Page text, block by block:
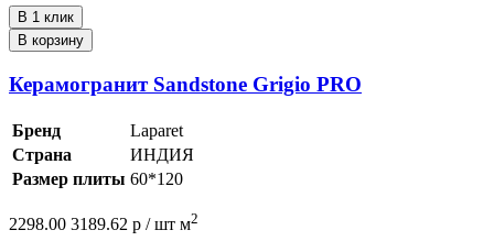
В 1 клик
В корзину
Керамогранит Sandstone Grigio PRO
Бренд
Laparet
Страна
ИНДИЯ
Размер плиты 60*120
2298.00 3189.62 р / шт м2